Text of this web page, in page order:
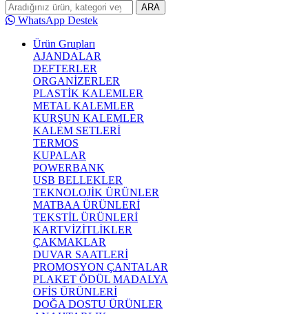
ARA
WhatsApp Destek
Ürün Grupları
AJANDALAR
DEFTERLER
ORGANİZERLER
PLASTİK KALEMLER
METAL KALEMLER
KURŞUN KALEMLER
KALEM SETLERİ
TERMOS
KUPALAR
POWERBANK
USB BELLEKLER
TEKNOLOJİK ÜRÜNLER
MATBAA ÜRÜNLERİ
TEKSTİL ÜRÜNLERİ
KARTVİZİTLİKLER
ÇAKMAKLAR
DUVAR SAATLERİ
PROMOSYON ÇANTALAR
PLAKET ÖDÜL MADALYA
OFİS ÜRÜNLERİ
DOĞA DOSTU ÜRÜNLER